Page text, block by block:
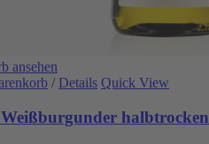
ansehen
/ Details Quick View
halbtrocken